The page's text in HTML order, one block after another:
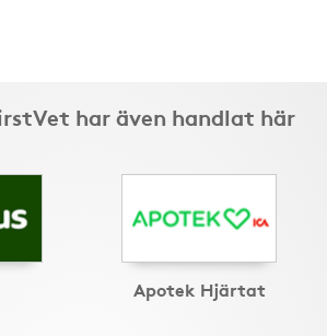
har även handlat här
Apotek Hjärtat